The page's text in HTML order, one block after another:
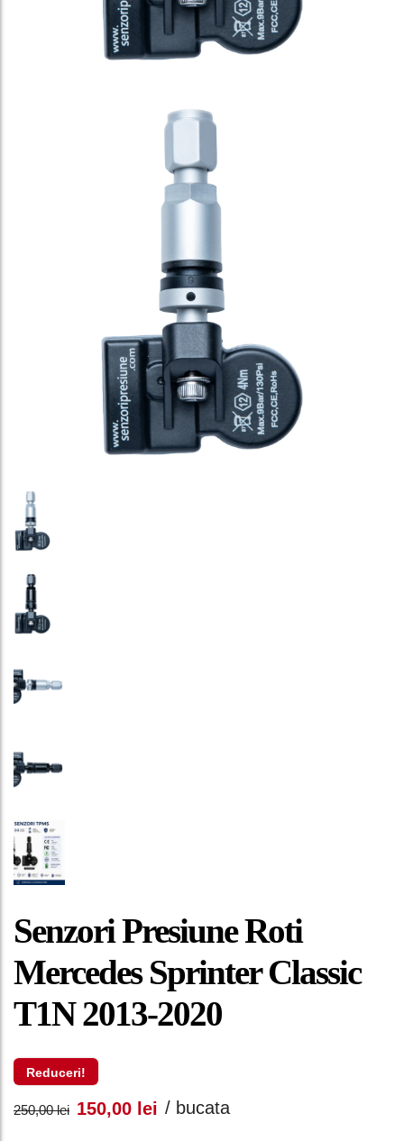
Senzori Presiune Roti
Mercedes Sprinter Classic
T1N 2013-2020
Reduceri!
250,00lei Prețul
150,00 lei Prețul
/ bucata